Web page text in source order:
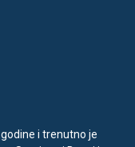
i trenutno je